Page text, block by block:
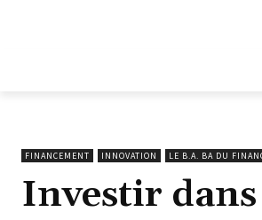
FINANCEMENT INNOVATION LE B.A. BA DU
Investir